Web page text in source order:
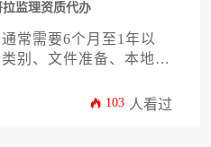
拉监理资质代办
常需要6个月至1年以
别、文件准备、本地合
场的企业，提前进行系
103 人看过